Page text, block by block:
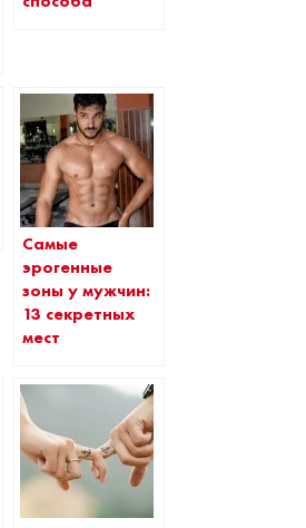
Самые
эрогенные
зоны у мужчин:
13 секретных
мест